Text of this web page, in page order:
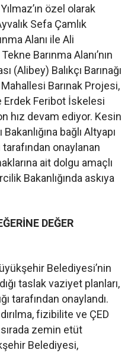
özel olarak
Sefa Çamlık
Alanı ile Ali
Barınma Alanı’nın
(Alibey) Balıkçı Barınağı
Barınak Projesi,
Erdek Feribot İskelesi
hız devam ediyor. Kesin
bağlı Altyapı
onaylanan
ait dolgu amaçlı
Bakanlığında askıya
DEĞER
Belediyesi’nin
taslak vaziyet planları,
tarafından onaylandı.
fizibilite ve ÇED
zemin etüt
Belediyesi,